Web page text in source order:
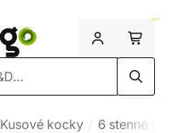
Kusové kocky 6 stenné